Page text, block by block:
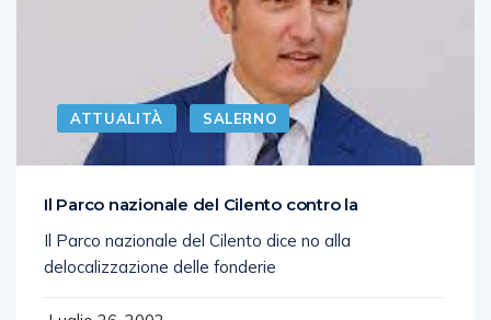
ATTUALITÀ SALERNO
Il Parco nazionale del Cilento contro la
Il Parco nazionale del Cilento dice no alla
delocalizzazione delle fonderie